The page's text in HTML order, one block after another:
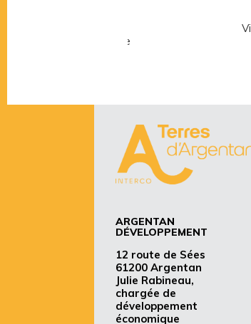
Léger - André Mare
ARGENTAN
DÉVELOPPEMENT
12 route de Sées
61200 Argentan
Julie Rabineau,
chargée de
développement
économique